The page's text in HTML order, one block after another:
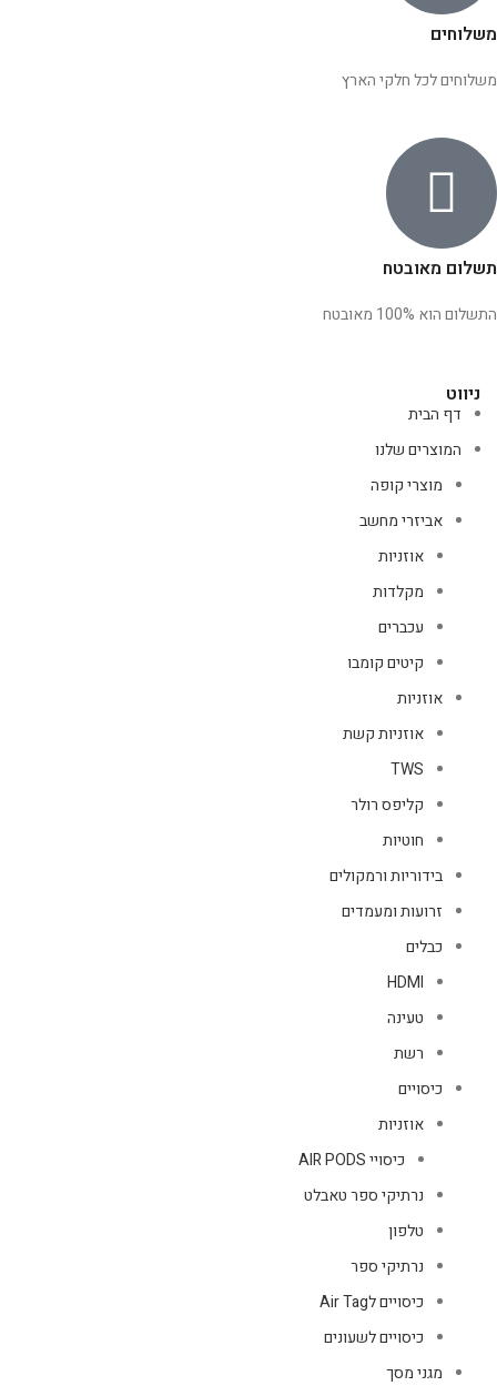
משלוחים
משלוחים לכל חלקי הארץ
תשלום מאובטח
התשלום הוא 100% מאובטח
ניווט
דף הבית
המוצרים שלנו
מוצרי קופה
אביזרי מחשב
אוזניות
מקלדות
עכברים
קיטים קומבו
אוזניות
אוזניות קשת
TWS
קליפס רולר
חוטיות
בידוריות ורמקולים
זרועות ומעמדים
כבלים
HDMI
טעינה
רשת
כיסויים
אוזניות
כיסויי AIR PODS
נרתיקי ספר טאבלט
טלפון
נרתיקי ספר
כיסויים לAir Tag
כיסויים לשעונים
מגני מסך